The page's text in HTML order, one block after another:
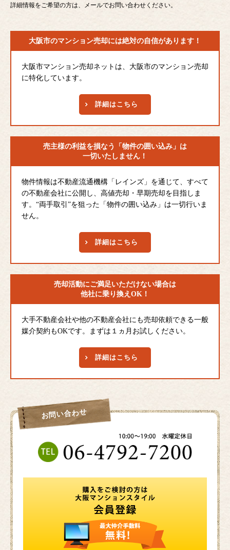
詳細情報をご希望の方は、メールでお問い合わせください。
大阪市のマンション売却には絶対の自信があります！
大阪市マンション売却ネットは、大阪市のマンション売却
に特化しています。
詳細はこちら
売主様の利益を損なう
「物件の囲い込み」は
一切いたしません！
物件情報は不動産流通機構「レインズ」を通じて、すべて
の不動産会社に公開し、高値売却・早期売却を目指しま
す。“両手取引”を狙った「物件の囲い込み」は一切行いま
せん。
詳細はこちら
売却活動にご満足いただけない場合は
他社に乗り換えOK！
大手不動産会社や他の不動産会社にも売却依頼できる一般
媒介契約もOKです。まずは１ヵ月お試しください。
詳細はこちら
お問い合わせ